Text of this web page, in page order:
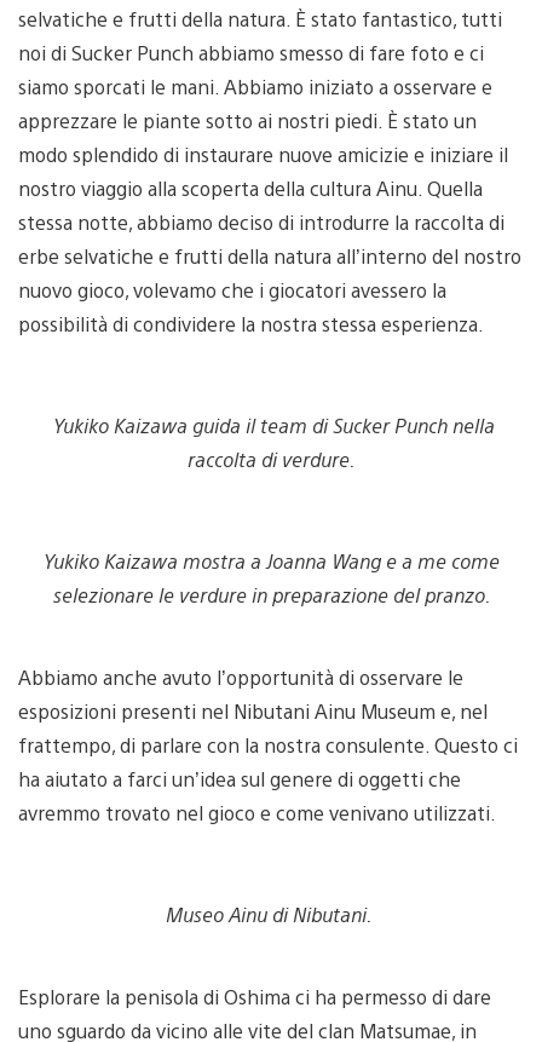
selvatiche e frutti della natura. È stato fantastico, tutti
noi di Sucker Punch abbiamo smesso di fare foto e ci
siamo sporcati le mani. Abbiamo iniziato a osservare e
apprezzare le piante sotto ai nostri piedi. È stato un
modo splendido di instaurare nuove amicizie e iniziare il
nostro viaggio alla scoperta della cultura Ainu. Quella
stessa notte, abbiamo deciso di introdurre la raccolta di
erbe selvatiche e frutti della natura all’interno del nostro
nuovo gioco, volevamo che i giocatori avessero la
possibilità di condividere la nostra stessa esperienza.
Yukiko Kaizawa guida il team di Sucker Punch nella
raccolta di verdure.
Yukiko Kaizawa mostra a Joanna Wang e a me come
selezionare le verdure in preparazione del pranzo.
Abbiamo anche avuto l’opportunità di osservare le
esposizioni presenti nel Nibutani Ainu Museum e, nel
frattempo, di parlare con la nostra consulente. Questo ci
ha aiutato a farci un’idea sul genere di oggetti che
avremmo trovato nel gioco e come venivano utilizzati.
Museo Ainu di Nibutani.
Esplorare la penisola di Oshima ci ha permesso di dare
uno sguardo da vicino alle vite del clan Matsumae, in